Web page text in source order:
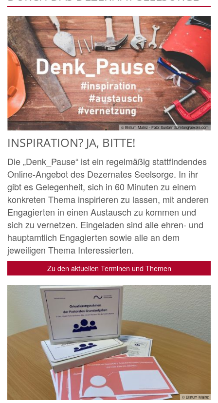
© Bistum Mainz - Foto: Suntorn Somtong/pexels.com
INSPIRATION? JA, BITTE!
Die „Denk_Pause“ ist ein regelmäßig stattfindendes
Online-Angebot des Dezernates Seelsorge. In ihr
gibt es Gelegenheit, sich in 60 Minuten zu einem
konkreten Thema inspirieren zu lassen, mit anderen
Engagierten in einen Austausch zu kommen und
sich zu vernetzen. Eingeladen sind alle ehren- und
hauptamtlich Engagierten sowie alle an dem
jeweiligen Thema Interessierten.
Zu den aktuellen Terminen und Themen
© Bistum Mainz